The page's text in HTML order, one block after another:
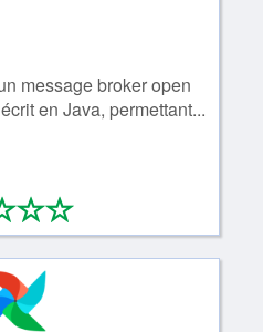
message broker open
en Java, permettant...
***
0/4